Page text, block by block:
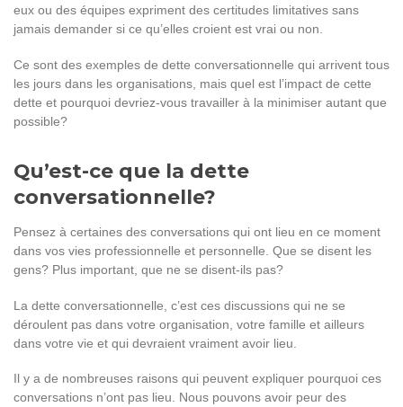
eux ou des équipes expriment des certitudes limitatives sans
jamais demander si ce qu’elles croient est vrai ou non.
Ce sont des exemples de dette conversationnelle qui arrivent tous
les jours dans les organisations, mais quel est l’impact de cette
dette et pourquoi devriez-vous travailler à la minimiser autant que
possible?
Qu’est-ce que la dette
conversationnelle?
Pensez à certaines des conversations qui ont lieu en ce moment
dans vos vies professionnelle et personnelle. Que se disent les
gens? Plus important, que ne se disent-ils pas?
La dette conversationnelle, c’est ces discussions qui ne se
déroulent pas dans votre organisation, votre famille et ailleurs
dans votre vie et qui devraient vraiment avoir lieu.
Il y a de nombreuses raisons qui peuvent expliquer pourquoi ces
conversations n’ont pas lieu. Nous pouvons avoir peur des